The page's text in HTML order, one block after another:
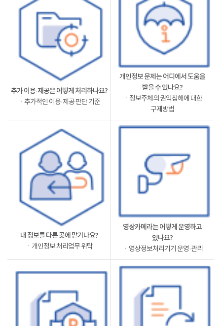
추가 이용·제공은 어떻게 처리하나요?
ㆍ추가적인 이용·제공 판단 기준
개인정보 문제는 어디에서 도움을
받을 수 있나요?
ㆍ정보주체의 권익침해에 대한
구제방법
내 정보를 다른 곳에 맡기나요?
ㆍ개인정보 처리업무 위탁
영상카메라는 어떻게 운영하고
있나요?
ㆍ영상정보처리기기 운영·관리